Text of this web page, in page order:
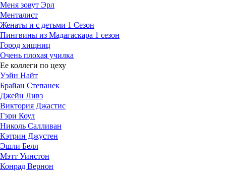
Меня зовут Эрл
Менталист
Женаты и с детьми 1 Сезон
Пингвины из Мадагаскара 1 сезон
Город хищниц
Очень плохая училка
Ее коллеги по цеху
Уэйн Найт
Брайан Степанек
Джейн Ливз
Виктория Джастис
Гэри Коул
Николь Салливан
Кэтрин Джустен
Эшли Белл
Мэтт Уинстон
Конрад Вернон